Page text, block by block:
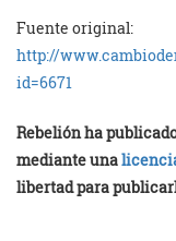
Fuente original:
http://
id=6671
Rebelión ha
mediante una
libertad para